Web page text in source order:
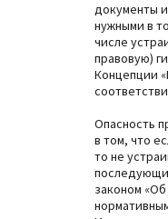
документы
нужными в
числе
правовую)
Концепции
Опасность
в том, что
то не
законом